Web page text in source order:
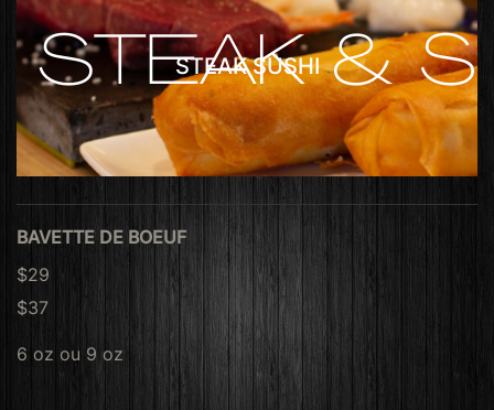
STEAK SUSHI
BAVETTE DE BOEUF
$29
$37
6 oz ou 9 oz